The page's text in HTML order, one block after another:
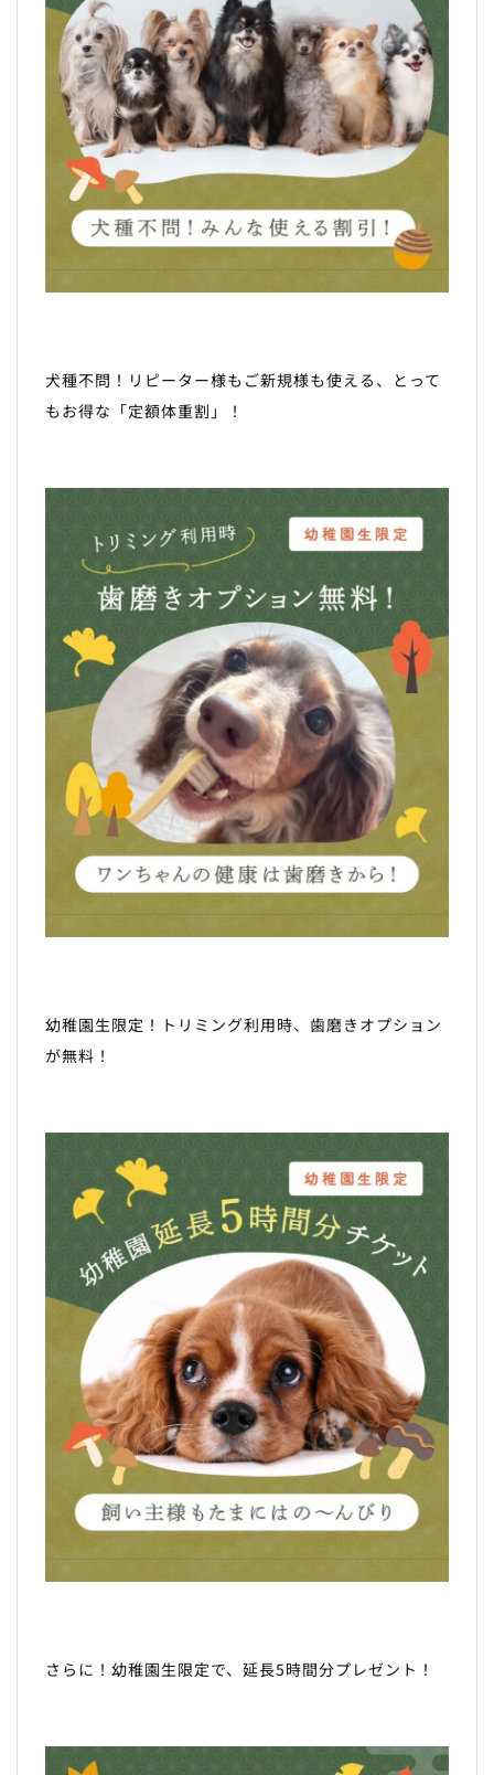
犬種不問！リピーター様もご新規様も使える、とって
もお得な「定額体重割」！
幼稚園生限定！トリミング利用時、歯磨きオプション
が無料！
さらに！幼稚園生限定で、延長5時間分プレゼント！